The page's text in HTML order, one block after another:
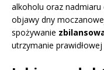
alkoholu oraz
objawy dny
spożywanie
utrzymanie prawidłowej